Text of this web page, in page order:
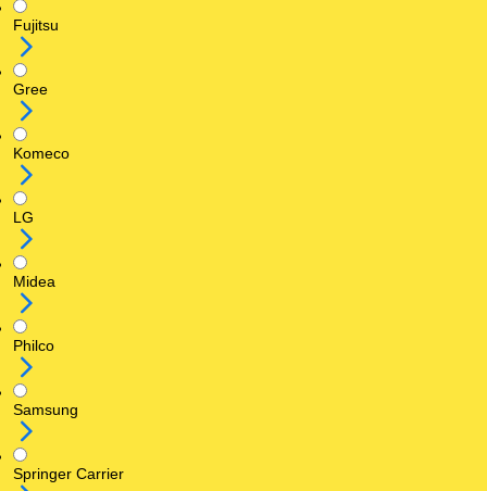
Fujitsu
Gree
Komeco
LG
Midea
Philco
Samsung
Springer Carrier